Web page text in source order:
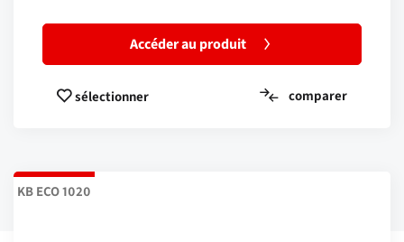
Accéder au produit
sélectionner comparer
KB ECO 1020